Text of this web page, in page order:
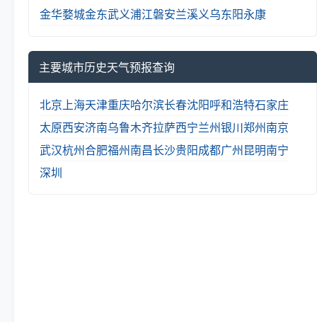
金华婺城金东武义浦江磐安兰溪义乌东阳永康
主要城市历史天气预报查询
北京 上海天津重庆哈尔滨长春沈阳呼和浩特石家庄
太原西安济南乌鲁木齐拉萨西宁兰州银川郑州南京
武汉杭州合肥福州南昌长沙贵阳成都广州昆明南宁
深圳